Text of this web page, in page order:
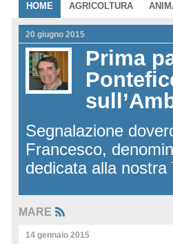
HOME AGRICOLTURA
20 giugno 2015
Prima
Segnalazione
Francesco,
dedicata alla
MARE
14 gennaio 2015